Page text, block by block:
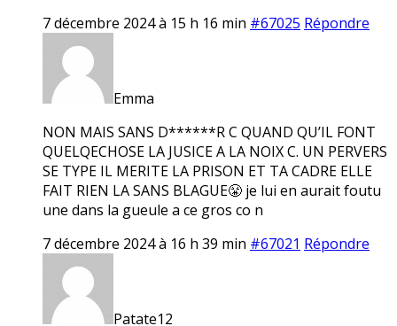
7 décembre 2024 à 15 h 16 min #67025 Répondre
Emma
NON MAIS SANS D******R C QUAND QU’IL FONT
QUELQECHOSE LA JUSICE A LA NOIX C. UN PERVERS
SE TYPE IL MERITE LA PRISON ET TA CADRE ELLE
FAIT RIEN LA SANS BLAGUE😤 je lui en aurait foutu
une dans la gueule a ce gros co n
7 décembre 2024 à 16 h 39 min #67021 Répondre
Patate12